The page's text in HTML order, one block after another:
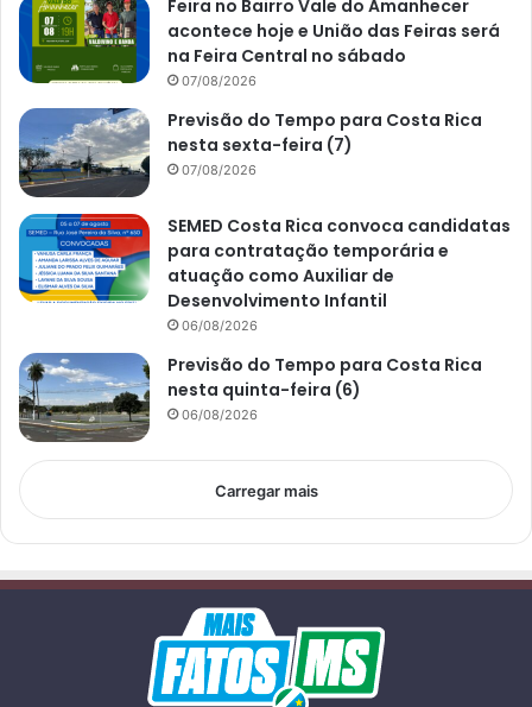
Feira no Bairro Vale do Amanhecer
acontece hoje e União das Feiras será
na Feira Central no sábado
07/08/2026
Previsão do Tempo para Costa Rica
nesta sexta-feira (7)
07/08/2026
SEMED Costa Rica convoca candidatas
para contratação temporária e
atuação como Auxiliar de
Desenvolvimento Infantil
06/08/2026
Previsão do Tempo para Costa Rica
nesta quinta-feira (6)
06/08/2026
Carregar mais